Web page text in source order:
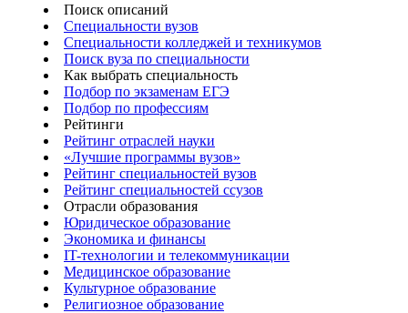
Поиск описаний
Специальности вузов
Специальности колледжей и техникумов
Поиск вуза по специальности
Как выбрать специальность
Подбор по экзаменам ЕГЭ
Подбор по профессиям
Рейтинги
Рейтинг отраслей науки
«Лучшие программы вузов»
Рейтинг специальностей вузов
Рейтинг специальностей ссузов
Отрасли образования
Юридическое образование
Экономика и финансы
IT-технологии и телекоммуникации
Медицинское образование
Культурное образование
Религиозное образование